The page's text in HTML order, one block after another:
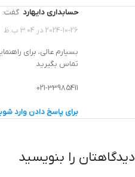
حسابداری دایهارد گفت:
2024-10-26 در 3:04 ب.ظ
بسیارم عالی، برای
تماس بگیرید
021-33985411
برای پاسخ دادن وارد
دیدگاهتان را بنویسید